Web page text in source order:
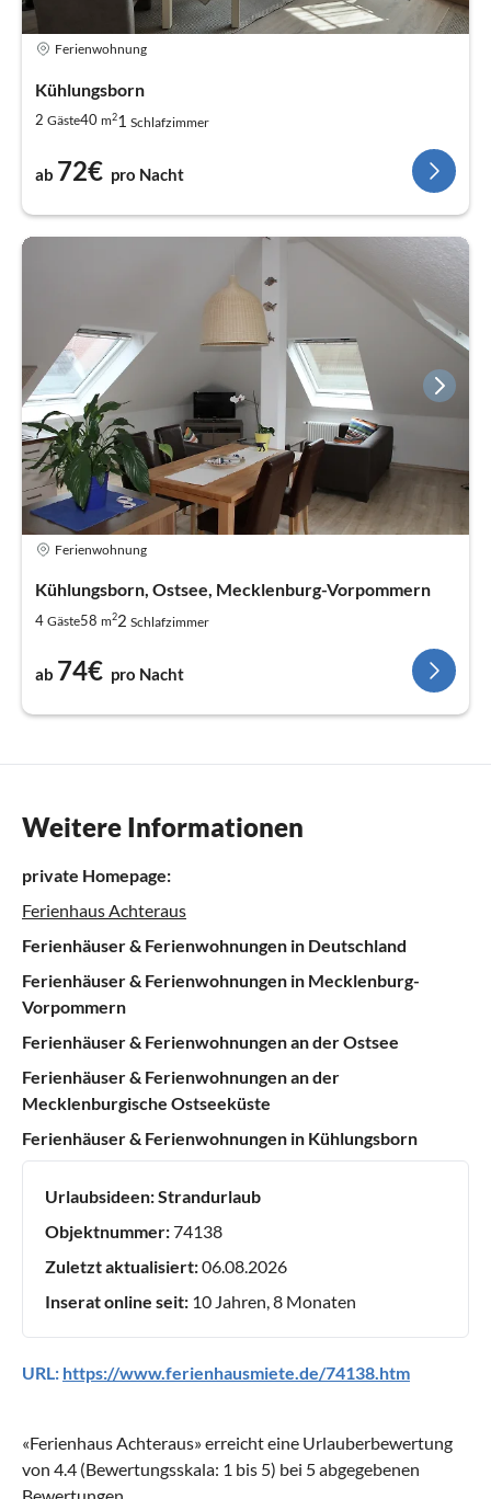
Ferienwohnung
Kühlungsborn
2 Gäste40 m21 Schlafzimmer
ab 72€ pro Nacht
Ferienwohnung
Kühlungsborn, Ostsee, Mecklenburg-Vorpommern
4 Gäste58 m22 Schlafzimmer
ab 74€ pro Nacht
Weitere Informationen
private Homepage:
Ferienhaus Achteraus
Ferienhäuser & Ferienwohnungen in Deutschland
Ferienhäuser & Ferienwohnungen in Mecklenburg-
Vorpommern
Ferienhäuser & Ferienwohnungen an der Ostsee
Ferienhäuser & Ferienwohnungen an der
Mecklenburgische Ostseeküste
Ferienhäuser & Ferienwohnungen in Kühlungsborn
Urlaubsideen:Strandurlaub
Objektnummer:74138
Zuletzt aktualisiert:06.08.2026
Inserat online seit: 10 Jahren, 8 Monaten
URL: https://www.ferienhausmiete.de/74138.htm
«Ferienhaus Achteraus» erreicht eine Urlauberbewertung
von 4.4 (Bewertungsskala: 1 bis 5) bei 5abgegebenen